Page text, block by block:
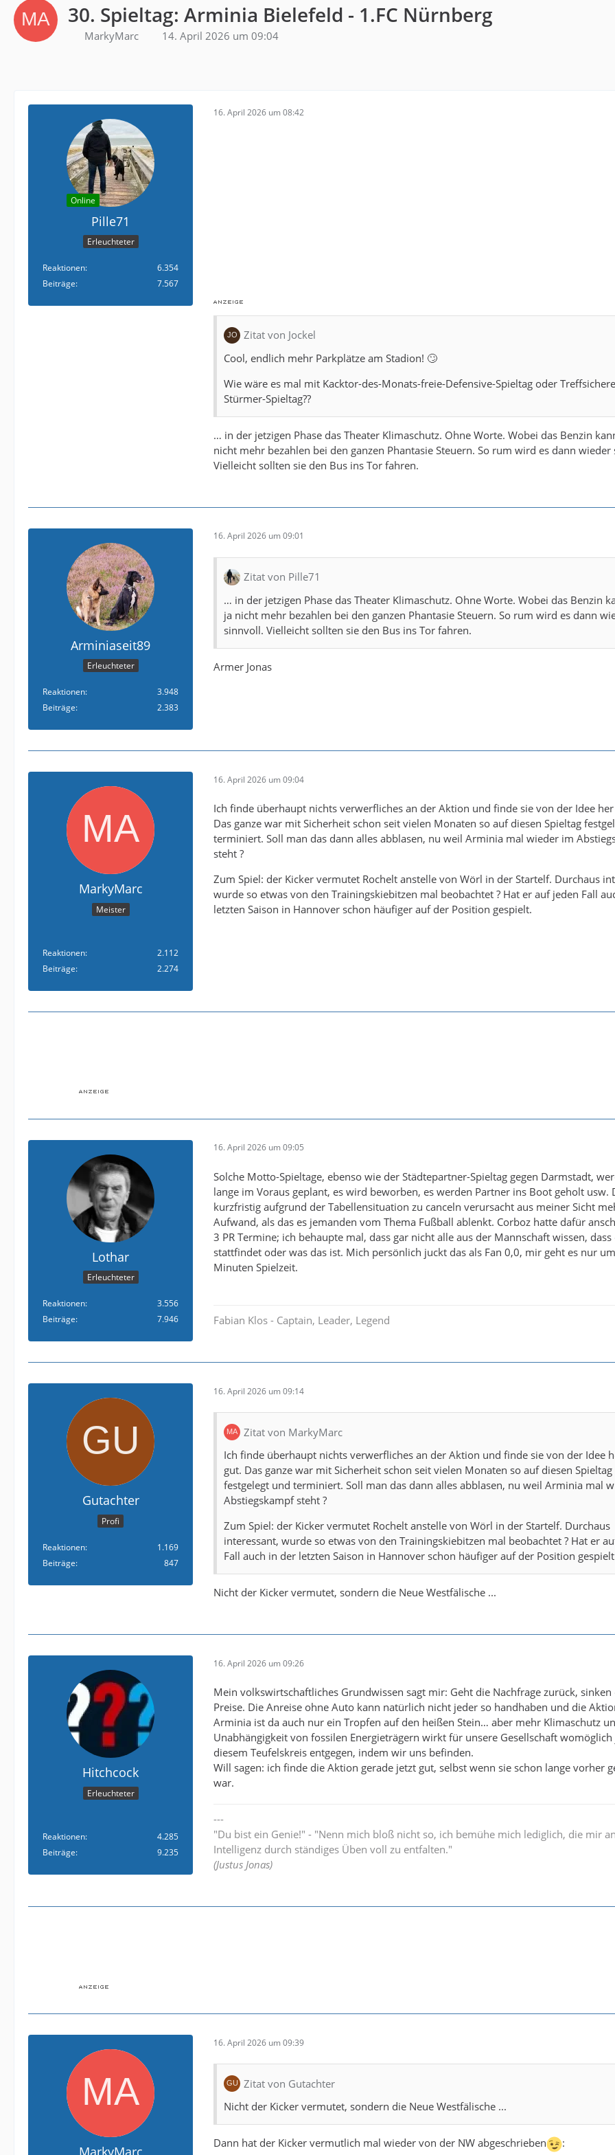
30. Spieltag: Arminia Bielefeld - 1.FC Nürnberg
MarkyMarc 14. April 2026 um 09:04
Online
Pille71
Erleuchteter
Reaktionen
6.354
Beiträge
7.567
16. April 2026 um 08:42
Zitat von Jockel
Cool, endlich mehr Parkplätze am Stadion! 🙄
Wie wäre es mal mit Kacktor-des-Monats-freie-Defensive-Spieltag oder
Stürmer-Spieltag??
… in der jetzigen Phase das Theater Klimaschutz. Ohne Worte. Wobei das Benzin
nicht mehr bezahlen bei den ganzen Phantasie Steuern. So rum wird es dann
Vielleicht sollten sie den Bus ins Tor fahren.
Arminiaseit89
Erleuchteter
Reaktionen
3.948
Beiträge
2.383
16. April 2026 um 09:01
Zitat von Pille71
… in der jetzigen Phase das Theater Klimaschutz. Ohne Worte. Wobei das Benzin
ja nicht mehr bezahlen bei den ganzen Phantasie Steuern. So rum wird es dann
sinnvoll. Vielleicht sollten sie den Bus ins Tor fahren.
Armer Jonas
MarkyMarc
Meister
Reaktionen
2.112
Beiträge
2.274
16. April 2026 um 09:04
Ich finde überhaupt nichts verwerfliches an der Aktion und finde sie von der Idee
Das ganze war mit Sicherheit schon seit vielen Monaten so auf diesen Spieltag
terminiert. Soll man das dann alles abblasen, nu weil Arminia mal wieder im
steht ?
Zum Spiel: der Kicker vermutet Rochelt anstelle von Wörl in der Startelf. Durchaus
wurde so etwas von den Trainingskiebitzen mal beobachtet ? Hat er auf jeden Fall
letzten Saison in Hannover schon häufiger auf der Position gespielt.
Lothar
Erleuchteter
Reaktionen
3.556
Beiträge
7.946
16. April 2026 um 09:05
Solche Motto-Spieltage, ebenso wie der Städtepartner-Spieltag gegen Darmstadt,
lange im Voraus geplant, es wird beworben, es werden Partner ins Boot geholt usw.
kurzfristig aufgrund der Tabellensituation zu canceln verursacht aus meiner Sicht
Aufwand, als das es jemanden vom Thema Fußball ablenkt. Corboz hatte dafür
3 PR Termine; ich behaupte mal, dass gar nicht alle aus der Mannschaft wissen, dass
stattfindet oder was das ist. Mich persönlich juckt das als Fan 0,0, mir geht es nur
Minuten Spielzeit.
Fabian Klos - Captain, Leader, Legend
Gutachter
Profi
Reaktionen
1.169
Beiträge
847
16. April 2026 um 09:14
Zitat von MarkyMarc
Ich finde überhaupt nichts verwerfliches an der Aktion und finde sie von der Idee
gut. Das ganze war mit Sicherheit schon seit vielen Monaten so auf diesen Spieltag
festgelegt und terminiert. Soll man das dann alles abblasen, nu weil Arminia mal
Abstiegskampf steht ?
Zum Spiel: der Kicker vermutet Rochelt anstelle von Wörl in der Startelf. Durchaus
interessant, wurde so etwas von den Trainingskiebitzen mal beobachtet ? Hat er
Fall auch in der letzten Saison in Hannover schon häufiger auf der Position
Nicht der Kicker vermutet, sondern die Neue Westfälische ...
Hitchcock
Erleuchteter
Reaktionen
4.285
Beiträge
9.235
16. April 2026 um 09:26
Mein volkswirtschaftliches Grundwissen sagt mir: Geht die Nachfrage zurück, sinken
Preise. Die Anreise ohne Auto kann natürlich nicht jeder so handhaben und die
Arminia ist da auch nur ein Tropfen auf den heißen Stein… aber mehr Klimaschutz
Unabhängigkeit von fossilen Energieträgern wirkt für unsere Gesellschaft womöglich
diesem Teufelskreis entgegen, indem wir uns befinden.
Will sagen: ich finde die Aktion gerade jetzt gut, selbst wenn sie schon lange vorher
war.
---
"Du bist ein Genie!" - "Nenn mich bloß nicht so, ich bemühe mich lediglich, die mir
Intelligenz durch ständiges Üben voll zu entfalten."
(Justus Jonas)
16. April 2026 um 09:39
Zitat von Gutachter
Nicht der Kicker vermutet, sondern die Neue Westfälische ...
Dann hat der Kicker vermutlich mal wieder von der NW abgeschrieben :